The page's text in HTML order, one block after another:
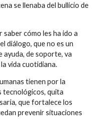
se llenaba del bullicio de
saber cómo les ha ido a
diálogo, que no es un
ayuda, de soporte, va
vida cuotidiana.
tienen por la
tecnológicos, quita
que fortalece los
prevenir situaciones